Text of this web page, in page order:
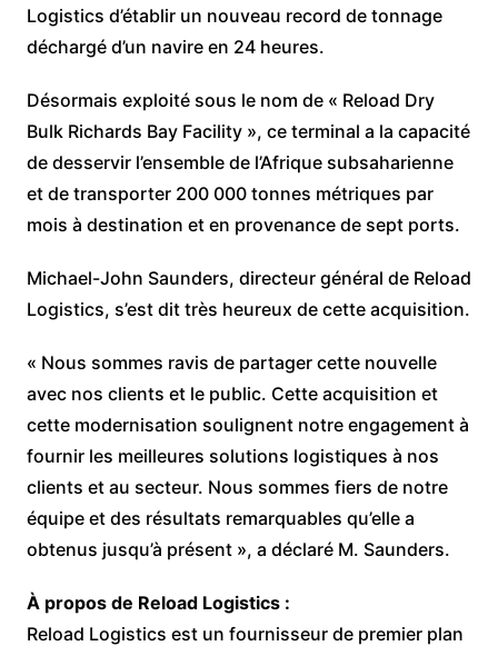
Logistics d’établir un nouveau record de tonnage
déchargé d’un navire en 24 heures.
Désormais exploité sous le nom de « Reload Dry
Bulk Richards Bay Facility », ce terminal a la capacité
de desservir l’ensemble de l’Afrique subsaharienne
et de transporter 200 000 tonnes métriques par
mois à destination et en provenance de sept ports.
Michael-John Saunders, directeur général de Reload
Logistics, s’est dit très heureux de cette acquisition.
« Nous sommes ravis de partager cette nouvelle
avec nos clients et le public. Cette acquisition et
cette modernisation soulignent notre engagement à
fournir les meilleures solutions logistiques à nos
clients et au secteur. Nous sommes fiers de notre
équipe et des résultats remarquables qu’elle a
obtenus jusqu’à présent », a déclaré M. Saunders.
À propos de Reload Logistics :
Reload Logistics est un fournisseur de premier plan